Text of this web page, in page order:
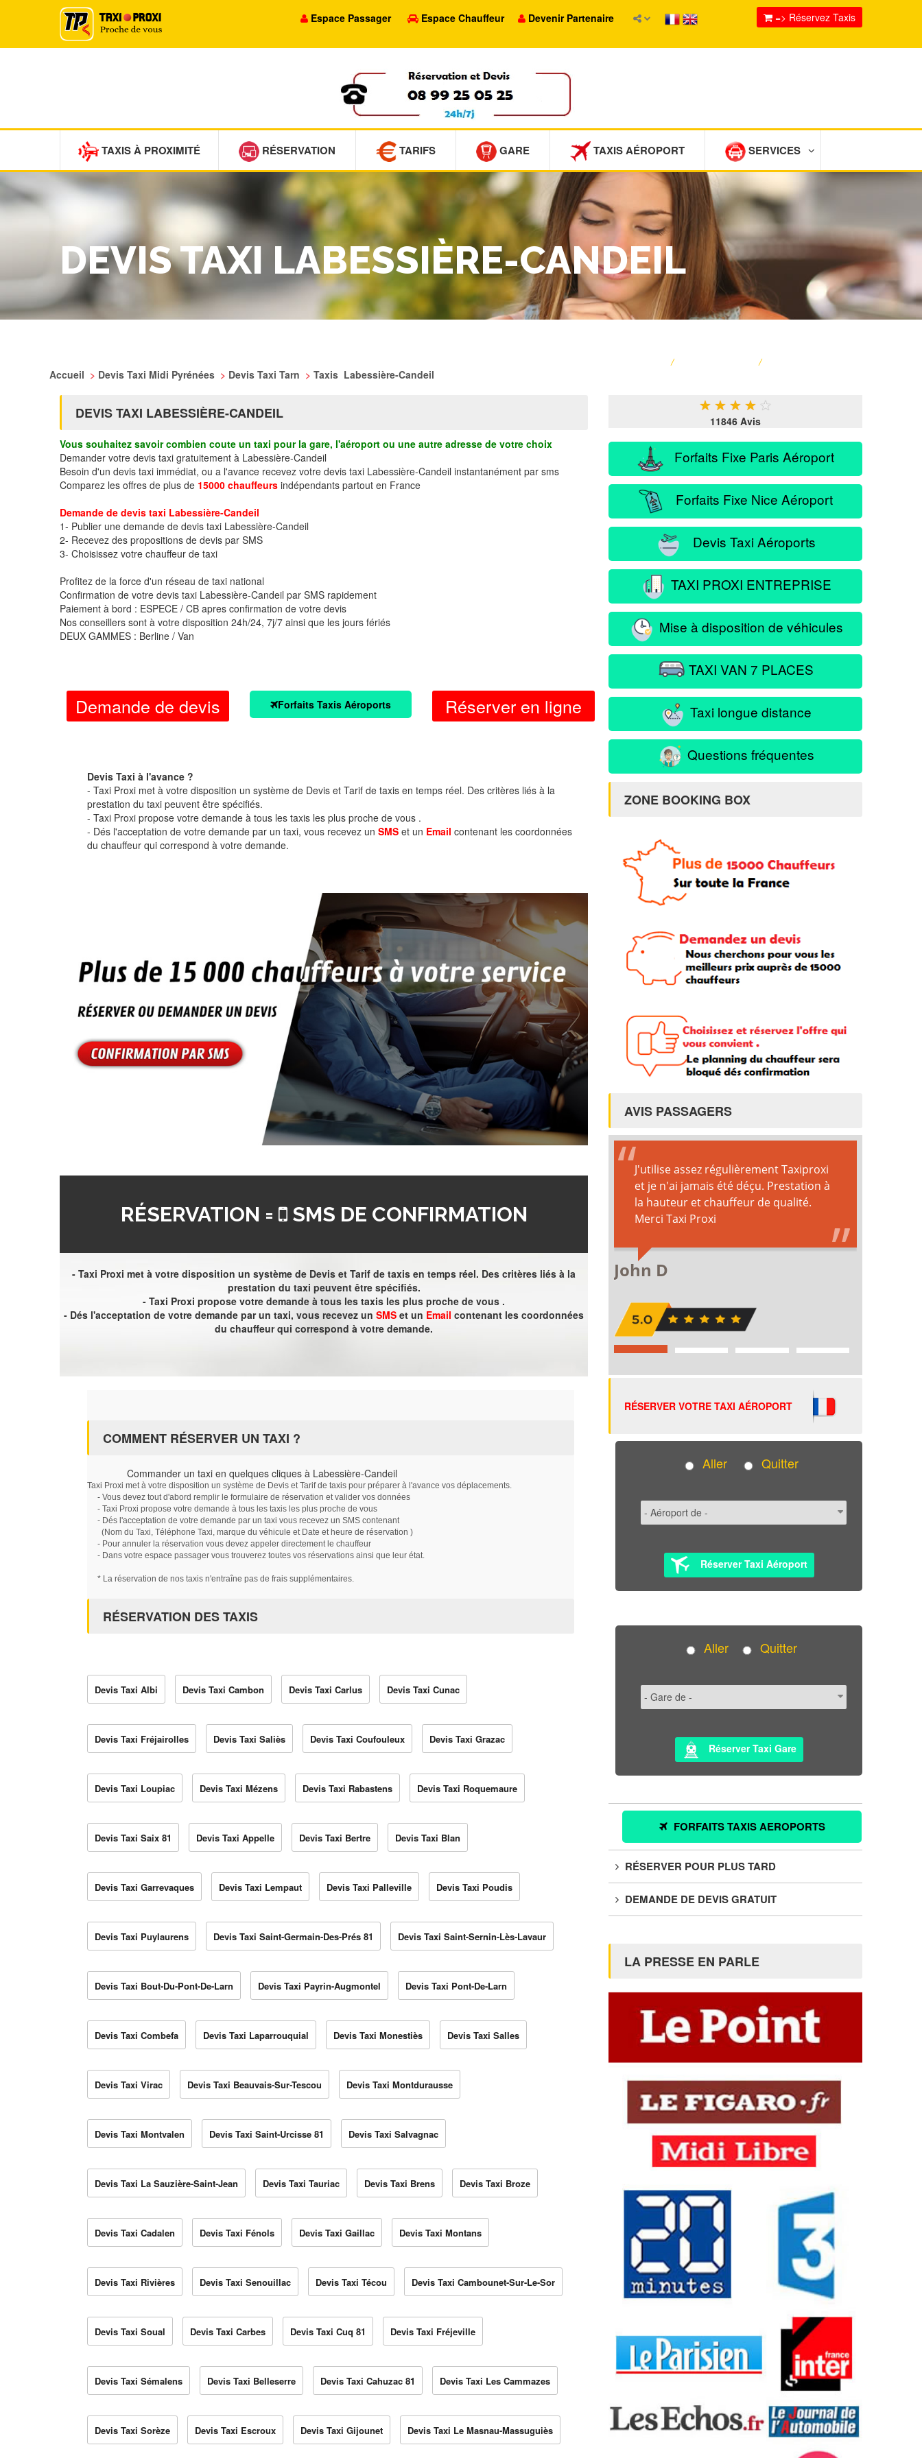
Espace Passager Espace Chauffeur Devenir Partenaire => Réservez Taxis
TAXIS À PROXIMITÉ RÉSERVATION TARIFS GARE TAXIS AÉROPORT SERVICES
DEVIS TAXI LABESSIÈRE-CANDEIL
/ /
Accueil > Devis Taxi Midi Pyrénées > Devis Taxi Tarn > Taxis Labessière-Candeil
DEVIS TAXI LABESSIÈRE-CANDEIL
Vous souhaitez savoir combien coute un taxi pour la gare, l'aéroport ou une autre adresse de votre choix
Demander votre devis taxi gratuitement à Labessière-Candeil
Besoin d'un devis taxi immédiat, ou a l'avance recevez votre devis taxi Labessière-Candeil instantanément par sms
Comparez les offres de plus de 15000 chauffeurs indépendants partout en France
Demande de devis taxi Labessière-Candeil
1- Publier une demande de devis taxi Labessière-Candeil
2- Recevez des propositions de devis par SMS
3- Choisissez votre chauffeur de taxi
Profitez de la force d'un réseau de taxi national
Confirmation de votre devis taxi Labessière-Candeil par SMS rapidement
Paiement à bord : ESPECE / CB apres confirmation de votre devis
Nos conseillers sont à votre disposition 24h/24, 7j/7 ainsi que les jours fériés
DEUX GAMMES : Berline / Van
Demande de devis Forfaits Taxis Aéroports Réserver en ligne
Devis Taxi à l'avance ?
- Taxi Proxi met à votre disposition un système de Devis et Tarif de taxis en temps réel. Des critères liés à la
prestation du taxi peuvent être spécifiés.
- Taxi Proxi propose votre demande à tous les taxis les plus proche de vous .
- Dés l'acceptation de votre demande par un taxi, vous recevez un SMS et un Email contenant les coordonnées
du chauffeur qui correspond à votre demande.
RÉSERVATION = SMS DE CONFIRMATION
- Taxi Proxi met à votre disposition un système de Devis et Tarif de taxis en temps réel. Des critères liés à la
prestation du taxi peuvent être spécifiés.
- Taxi Proxi propose votre demande à tous les taxis les plus proche de vous .
- Dés l'acceptation de votre demande par un taxi, vous recevez un SMS et un Email contenant les coordonnées
du chauffeur qui correspond à votre demande.
COMMENT RÉSERVER UN TAXI ?
Commander un taxi en quelques cliques à Labessière-Candeil
Taxi Proxi met à votre disposition un système de Devis et Tarif de taxis pour préparer à l'avance vos déplacements.
- Vous devez tout d'abord remplir le formulaire de réservation et valider vos données
- Taxi Proxi propose votre demande à tous les taxis les plus proche de vous
- Dés l'acceptation de votre demande par un taxi vous recevez un SMS contenant
(Nom du Taxi, Téléphone Taxi, marque du véhicule et Date et heure de réservation )
- Pour annuler la réservation vous devez appeler directement le chauffeur
- Dans votre espace passager vous trouverez toutes vos réservations ainsi que leur état.
* La réservation de nos taxis n'entraîne pas de frais supplémentaires.
RÉSERVATION DES TAXIS
Devis Taxi Albi Devis Taxi Cambon Devis Taxi Carlus Devis Taxi Cunac
Devis Taxi Fréjairolles Devis Taxi Saliès Devis Taxi Coufouleux Devis Taxi Grazac
Devis Taxi Loupiac Devis Taxi Mézens Devis Taxi Rabastens Devis Taxi Roquemaure
Devis Taxi Saix 81 Devis Taxi Appelle Devis Taxi Bertre Devis Taxi Blan
Devis Taxi Garrevaques Devis Taxi Lempaut Devis Taxi Palleville Devis Taxi Poudis
Devis Taxi Puylaurens Devis Taxi Saint-Germain-Des-Prés 81 Devis Taxi Saint-Sernin-Lès-Lavaur
Devis Taxi Bout-Du-Pont-De-Larn Devis Taxi Payrin-Augmontel Devis Taxi Pont-De-Larn
Devis Taxi Combefa Devis Taxi Laparrouquial Devis Taxi Monestiès Devis Taxi Salles
Devis Taxi Virac Devis Taxi Beauvais-Sur-Tescou Devis Taxi Montdurausse
Devis Taxi Montvalen Devis Taxi Saint-Urcisse 81 Devis Taxi Salvagnac
Devis Taxi La Sauzière-Saint-Jean Devis Taxi Tauriac Devis Taxi Brens Devis Taxi Broze
Devis Taxi Cadalen Devis Taxi Fénols Devis Taxi Gaillac Devis Taxi Montans
Devis Taxi Rivières Devis Taxi Senouillac Devis Taxi Técou Devis Taxi Cambounet-Sur-Le-Sor
Devis Taxi Soual Devis Taxi Carbes Devis Taxi Cuq 81 Devis Taxi Fréjeville
Devis Taxi Sémalens Devis Taxi Belleserre Devis Taxi Cahuzac 81 Devis Taxi Les Cammazes
Devis Taxi Sorèze Devis Taxi Escroux Devis Taxi Gijounet Devis Taxi Le Masnau-Massuguiès
★ ★ ★ ★ ★
11846 Avis
Forfaits Fixe Paris Aéroport
Forfaits Fixe Nice Aéroport
Devis Taxi Aéroports
TAXI PROXI ENTREPRISE
Mise à disposition de véhicules
TAXI VAN 7 PLACES
Taxi longue distance
Questions fréquentes
ZONE BOOKING BOX
AVIS PASSAGERS
RÉSERVER VOTRE TAXI AÉROPORT
Aller Quitter
Réserver Taxi Aéroport
Aller Quitter
Réserver Taxi Gare
FORFAITS TAXIS AEROPORTS
RÉSERVER POUR PLUS TARD
DEMANDE DE DEVIS GRATUIT
LA PRESSE EN PARLE